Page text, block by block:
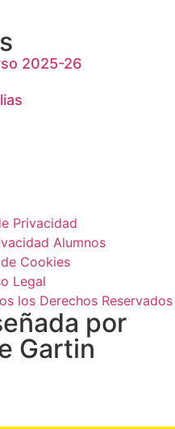
2025-26
Privacidad
Alumnos
Cookies
Legal
los Derechos Reservados
por
Gartin